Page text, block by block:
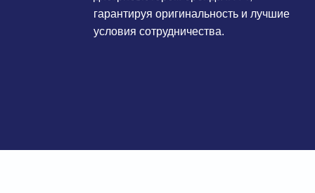
гарантируя оригинальность и лучшие
условия сотрудничества.